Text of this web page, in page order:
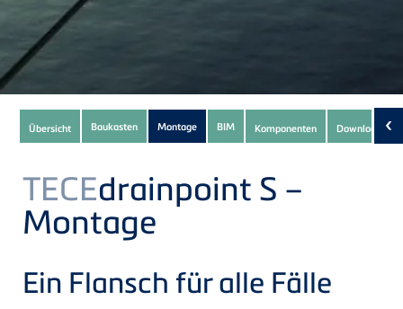
Subnavigation
of
current
Product
Übersicht Baukasten Montage BIM Komponenten Downloads(17)
‹
TECEdrainpoint S –
Montage
Ein Flansch für alle Fälle